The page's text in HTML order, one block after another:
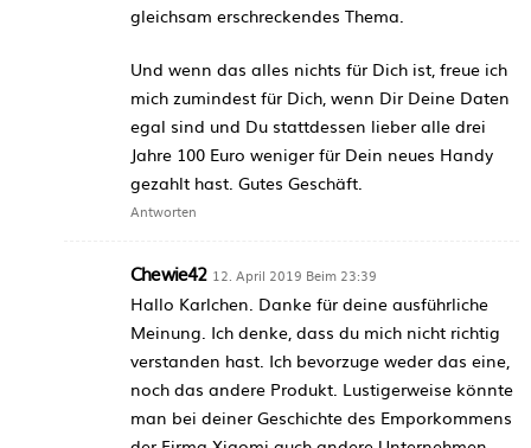
gleichsam erschreckendes Thema.
Und wenn das alles nichts für Dich ist, freue ich
mich zumindest für Dich, wenn Dir Deine Daten
egal sind und Du stattdessen lieber alle drei
Jahre 100 Euro weniger für Dein neues Handy
gezahlt hast. Gutes Geschäft.
Antworten
Chewie42 12. April 2019 Beim 23:39
Hallo Karlchen. Danke für deine ausführliche
Meinung. Ich denke, dass du mich nicht richtig
verstanden hast. Ich bevorzuge weder das eine,
noch das andere Produkt. Lustigerweise könnte
man bei deiner Geschichte des Emporkommens